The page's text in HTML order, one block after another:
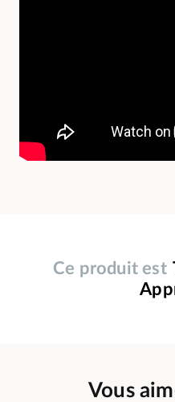
Ce produit est
Vous